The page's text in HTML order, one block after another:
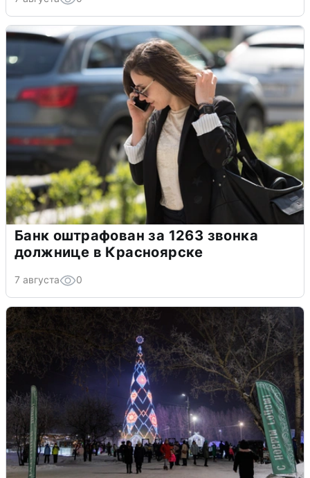
Банк оштрафован за 1263 звонка
должнице в Красноярске
7 августа 0